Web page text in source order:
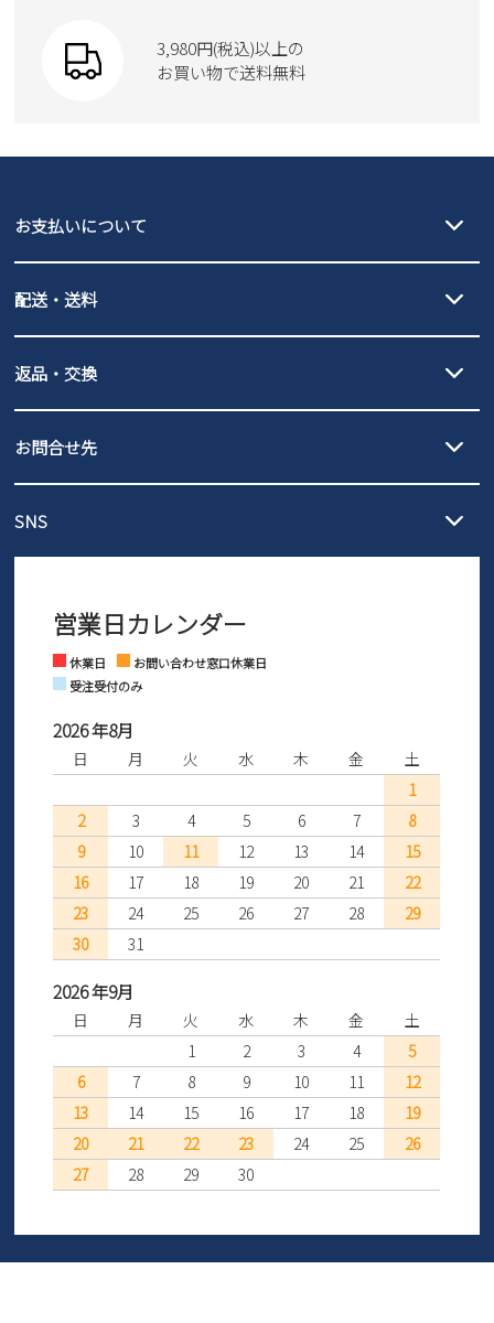
moz
Parade
GAP
new balance
瞬足
3,980円(税込)以上の
お買い物で送料無料
お支払いについて
PayPay（オンライン決済）、代金引換のご利用が可能です。
配送・送料
北海道・本州・四国・九州…550円
3,980円（税込）以上お買い上げで送料無料
発送日・送料詳細については
ご利用ください。
全国一律…220円（税込）
発送日・送料詳細についてはご利用ガイドを
ご利用ください。
返品・交換
の片道無料サービスを実施中！
ントとしても安心してご利用いただけるよう、サイズ交換の受付期
さい。
お問合せ先
営業時間：11時～17時
※土日祝はお問い合わせ窓口休業日となります。
SNS
Facebook Instagram
営業日カレンダー
休業日
お問い合わせ窓口休業日
受注受付のみ
2026 年8月
日 月 火 水 木 金
土
1
2
3 4 5 6 7
8
9
10 11 12 13 14
15
16
17 18 19 20 21
22
23
24 25 26 27 28
29
30
31
2026 年9月
日 月 火 水 木 金
土
1
2 3 4
5
6
7 8 9 10 11
12
13
14 15 16 17 18
19
20
21 22 23 24 25
26
27
28 29 30